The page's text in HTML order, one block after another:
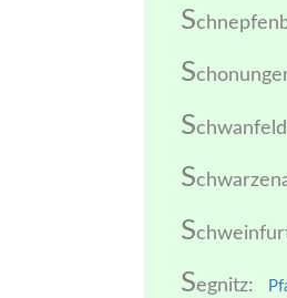
S
S
S
S
S
Segnitz: